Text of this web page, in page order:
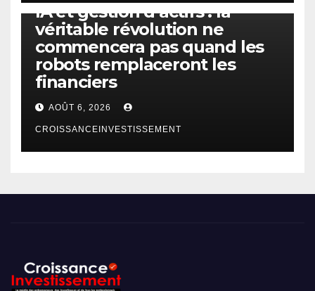
IA et gestion d’actifs : la
véritable révolution ne
commencera pas quand les
robots remplaceront les
financiers
AOÛT 6, 2026
CROISSANCEINVESTISSEMENT